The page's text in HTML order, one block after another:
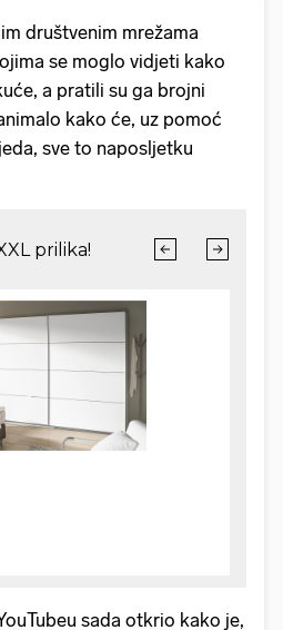
društvenim mrežama
se moglo vidjeti kako
a pratili su ga brojni
kako će, uz pomoć
sve to naposljetku
sada otkrio kako je,